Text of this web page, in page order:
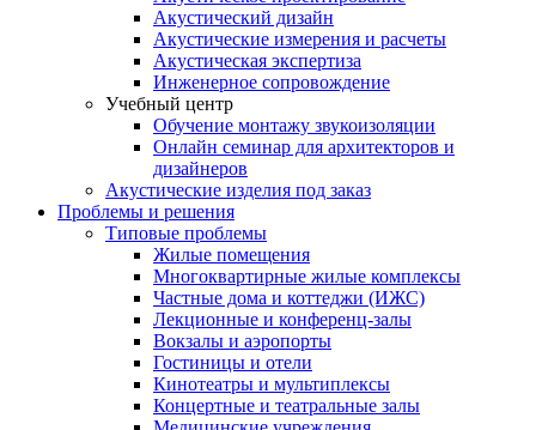
Акустический дизайн
Акустические измерения и расчеты
Акустическая экспертиза
Инженерное сопровождение
Учебный центр
Обучение монтажу звукоизоляции
Онлайн семинар для архитекторов и
дизайнеров
Акустические изделия под заказ
Проблемы и решения
Типовые проблемы
Жилые помещения
Многоквартирные жилые комплексы
Частные дома и коттеджи (ИЖС)
Лекционные и конференц-залы
Вокзалы и аэропорты
Гостиницы и отели
Кинотеатры и мультиплексы
Концертные и театральные залы